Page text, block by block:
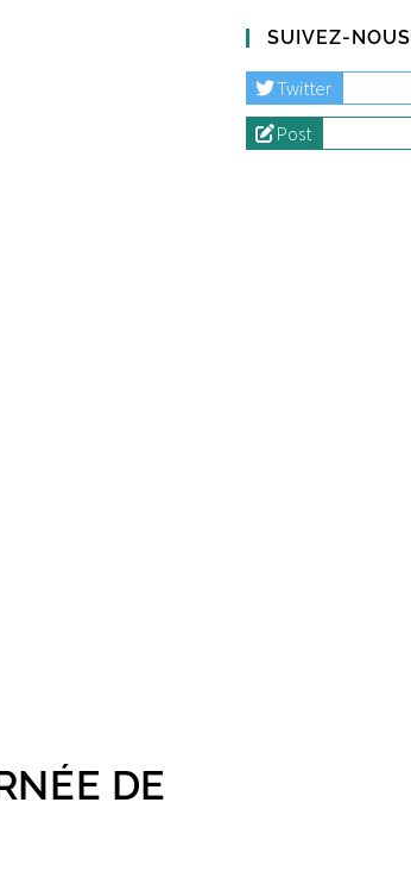
DE
SUIVEZ-NOUS
Twitter
Post